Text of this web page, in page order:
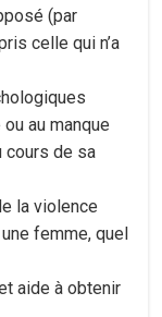
(par
celle qui n’a
au manque
cours de sa
la violence
femme, quel
aide à obtenir